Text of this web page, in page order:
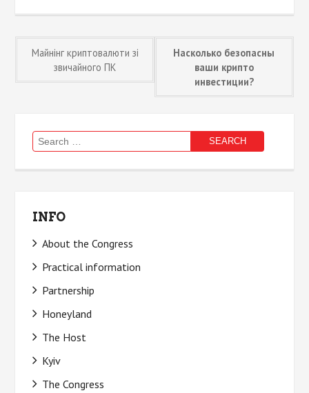
Post
Майнінг криптовалюти зі
звичайного ПК
Насколько безопасны
ваши крипто
инвестиции?
Search
for:
INFO
About the Congress
Practical information
Partnership
Honeyland
The Host
Kyiv
The Congress